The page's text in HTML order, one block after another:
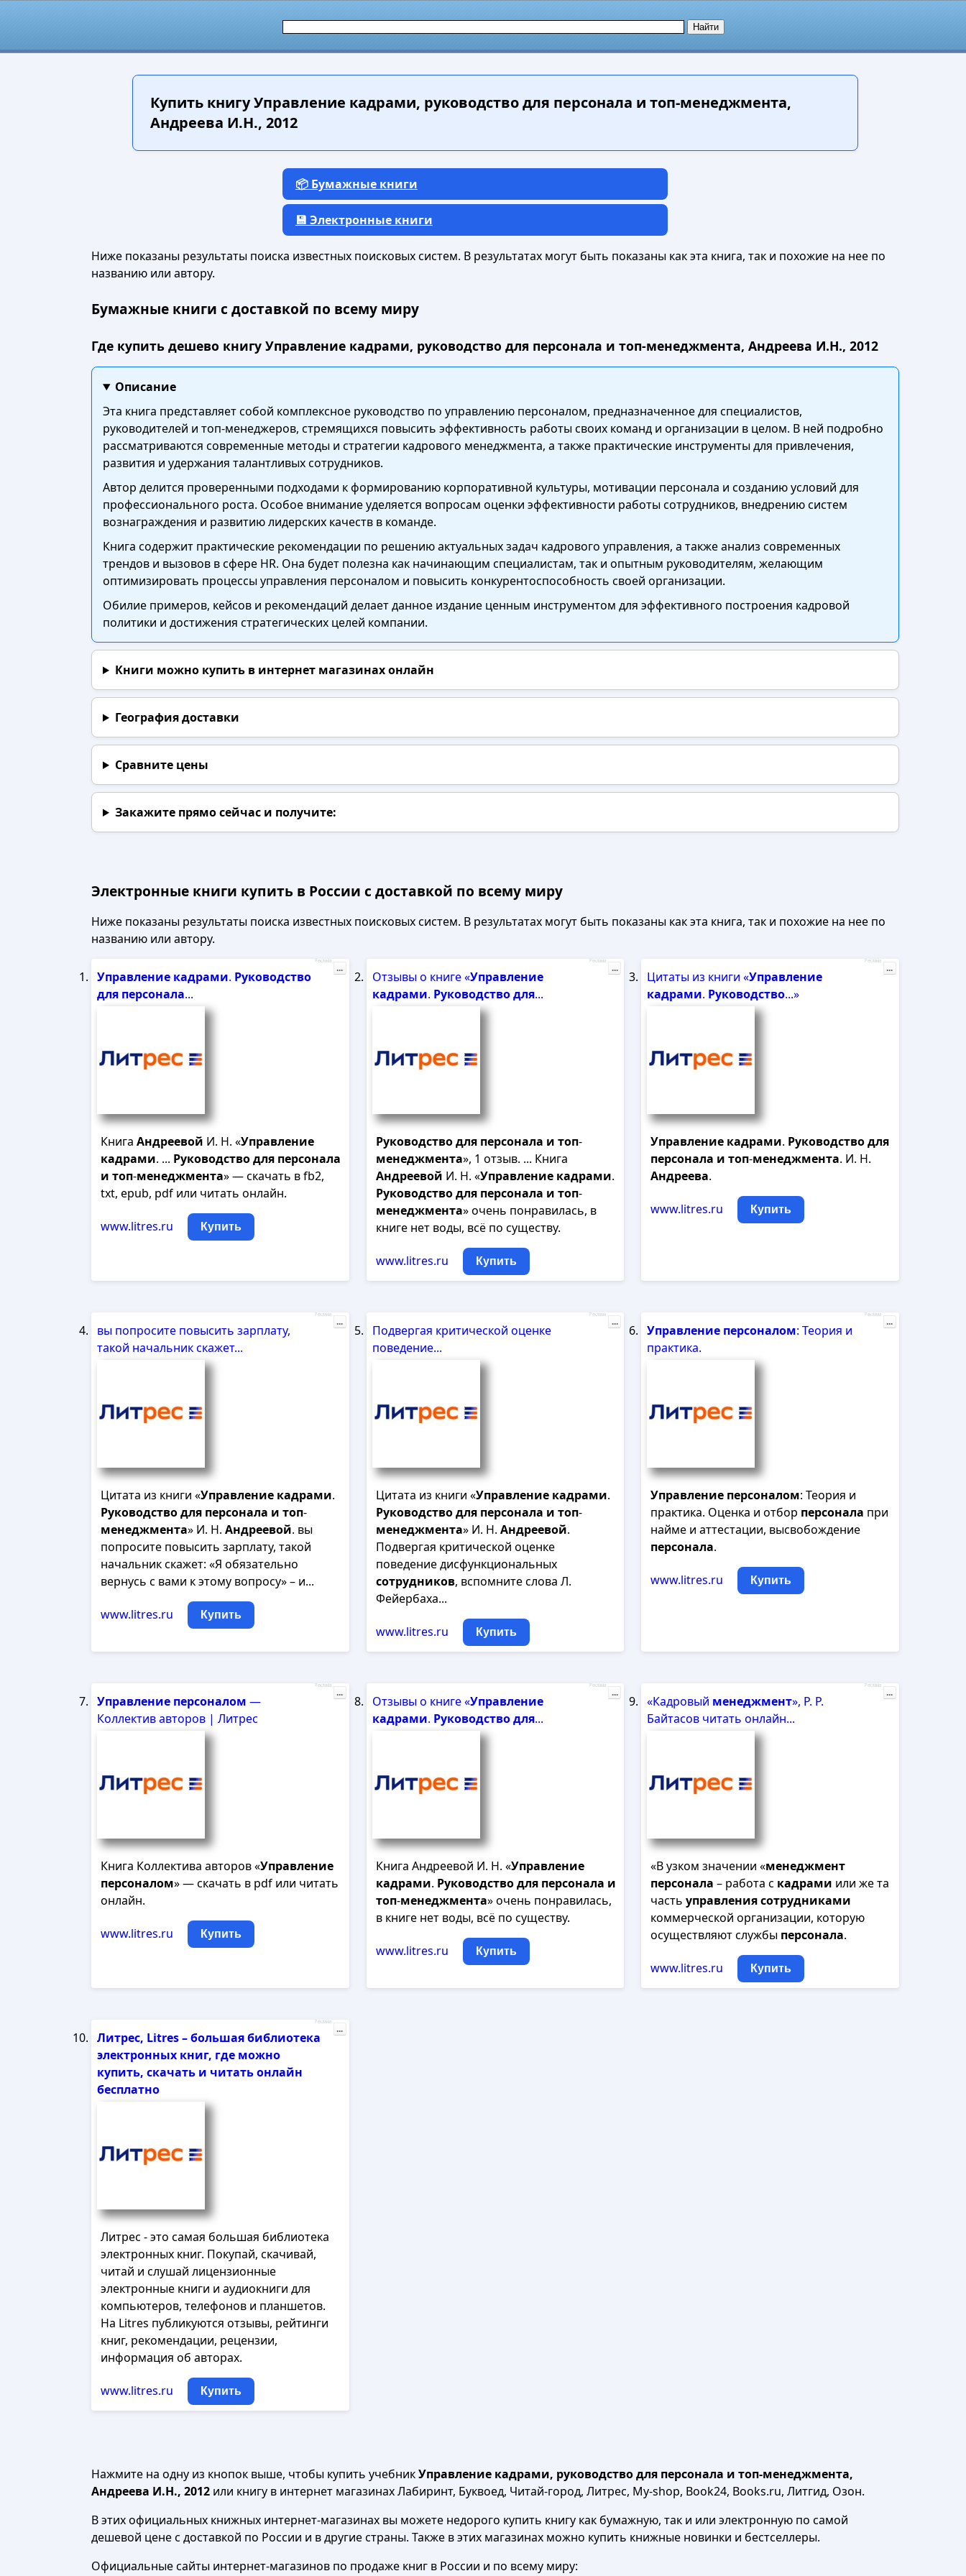
Купить книгуУправление кадрами, руководство для персонала и топ-менеджмента,
Андреева И.Н., 2012
📦 Бумажные книги
💾 Электронные книги
Ниже показаны результаты поиска известных поисковых систем. В результатах могут быть показаны как эта книга, так и похожие на нее по
названию или автору.
Бумажные книги с доставкой по всему миру
Где купить дешево книгу Управление кадрами, руководство для персонала и топ-менеджмента, Андреева И.Н., 2012
Описание
Эта книга представляет собой комплексное руководство по управлению персоналом, предназначенное для специалистов,
руководителей и топ-менеджеров, стремящихся повысить эффективность работы своих команд и организации в целом. В ней подробно
рассматриваются современные методы и стратегии кадрового менеджмента, а также практические инструменты для привлечения,
развития и удержания талантливых сотрудников.
Автор делится проверенными подходами к формированию корпоративной культуры, мотивации персонала и созданию условий для
профессионального роста. Особое внимание уделяется вопросам оценки эффективности работы сотрудников, внедрению систем
вознаграждения и развитию лидерских качеств в команде.
Книга содержит практические рекомендации по решению актуальных задач кадрового управления, а также анализ современных
трендов и вызовов в сфере HR. Она будет полезна как начинающим специалистам, так и опытным руководителям, желающим
оптимизировать процессы управления персоналом и повысить конкурентоспособность своей организации.
Обилие примеров, кейсов и рекомендаций делает данное издание ценным инструментом для эффективного построения кадровой
политики и достижения стратегических целей компании.
Книги можно купить в интернет магазинах онлайн
География доставки
Сравните цены
Закажите прямо сейчаси получите:
Электронные книги купить в России с доставкой по всему миру
Ниже показаны результаты поиска известных поисковых систем. В результатах могут быть показаны как эта книга, так и похожие на нее по
названию или автору.
Управление кадрами. Руководство
для персонала...
Книга Андреевой И. Н. «Управление
кадрами. ... Руководстводля персонала
и топ-менеджмента» — скачать в fb2,
txt, epub, pdf или читать онлайн.
www.litres.ru Купить
Реклама
...
Отзывы о книге «Управление
кадрами. Руководстводля...
Руководстводля персонала и топ-
менеджмента», 1 отзыв. ... Книга
Андреевой И. Н. «Управление кадрами.
Руководстводля персонала и топ-
менеджмента» очень понравилась, в
книге нет воды, всё по существу.
www.litres.ru Купить
Реклама
...
Цитаты из книги «Управление
кадрами. Руководство...»
Управление кадрами. Руководстводля
персонала и топ-менеджмента. И. Н.
Андреева.
www.litres.ru Купить
Реклама
...
вы попросите повысить зарплату,
такой начальник скажет...
Цитата из книги «Управление кадрами.
Руководстводля персонала и топ-
менеджмента» И. Н. Андреевой. вы
попросите повысить зарплату, такой
начальник скажет: «Я обязательно
вернусь с вами к этому вопросу» – и...
www.litres.ru Купить
Реклама
...
Подвергая критической оценке
поведение...
Цитата из книги «Управление кадрами.
Руководстводля персонала и топ-
менеджмента» И. Н. Андреевой.
Подвергая критической оценке
поведение дисфункциональных
сотрудников, вспомните слова Л.
Фейербаха...
www.litres.ru Купить
Реклама
...
Управление персоналом: Теория и
практика.
Управление персоналом: Теория и
практика. Оценка и отбор персонала при
найме и аттестации, высвобождение
персонала.
www.litres.ru Купить
Реклама
...
Управление персоналом —
Коллектив авторов | Литрес
Книга Коллектива авторов «Управление
персоналом» — скачать в pdf или читать
онлайн.
www.litres.ru Купить
Реклама
...
Отзывы о книге «Управление
кадрами. Руководстводля...
Книга Андреевой И. Н. «Управление
кадрами. Руководстводля персонала и
топ-менеджмента» очень понравилась,
в книге нет воды, всё по существу.
www.litres.ru Купить
Реклама
...
«Кадровый менеджмент», Р. Р.
Байтасов читать онлайн...
«В узком значении «менеджмент
персонала – работа с кадрами или же та
частьуправлениясотрудниками
коммерческой организации, которую
осуществляют службы персонала.
www.litres.ru Купить
Реклама
...
Литрес, Litres – большая библиотека
электронных книг, где можно
купить, скачать и читать онлайн
бесплатно
Литрес - это самая большая библиотека
электронных книг. Покупай, скачивай,
читай и слушай лицензионные
электронные книги и аудиокниги для
компьютеров, телефонов и планшетов.
На Litres публикуются отзывы, рейтинги
книг, рекомендации, рецензии,
информация об авторах.
www.litres.ru Купить
Реклама
...
Нажмите на одну из кнопок выше, чтобы купить учебникУправление кадрами, руководство для персонала и топ-менеджмента,
Андреева И.Н., 2012 или книгу в интернет магазинах Лабиринт, Буквоед, Читай-город, Литрес, My-shop, Book24, Books.ru, Литгид, Озон.
В этих официальных книжных интернет-магазинах вы можете недорого купить книгу как бумажную, так и или электронную по самой
дешевой цене с доставкой по России и в другие страны. Также в этих магазинах можно купить книжные новинки и бестселлеры.
Официальные сайты интернет-магазинов по продаже книг в России и по всему миру: